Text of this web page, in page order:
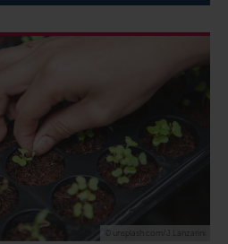
© unsplash.com/J.Lanzarini